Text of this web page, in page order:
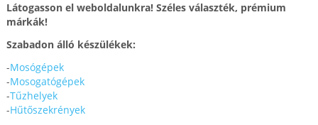
Látogasson el weboldalunkra! Széles választék, prémium
márkák!
Szabadon álló készülékek:
-Mosógépek
-Mosogatógépek
-Tűzhelyek
-Hűtőszekrények